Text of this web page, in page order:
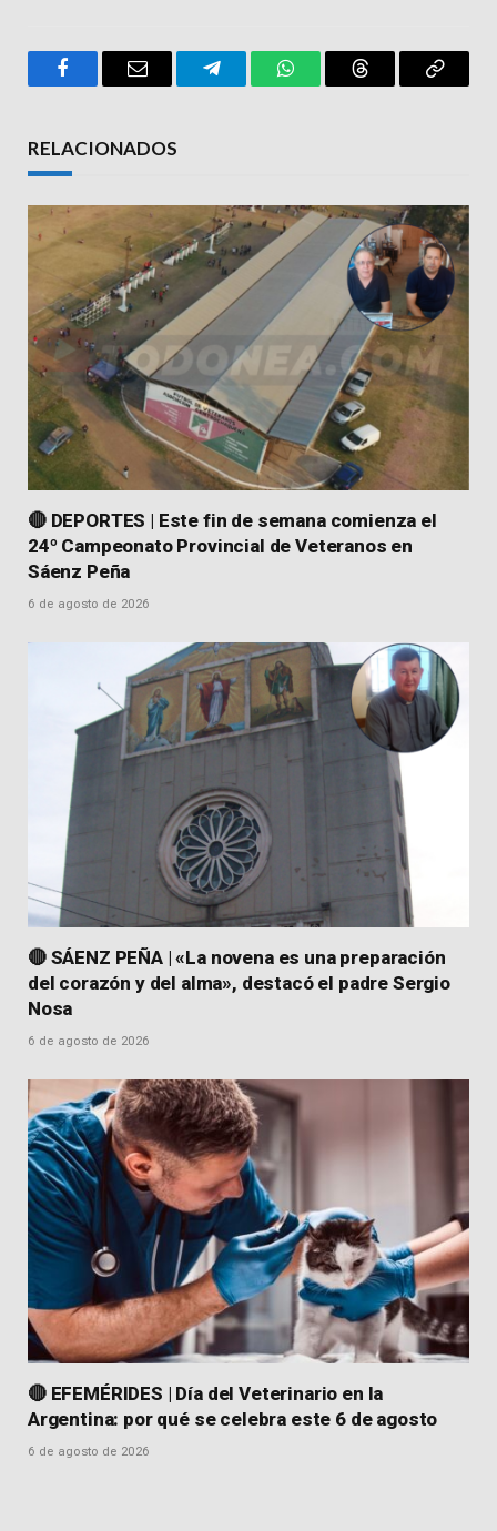
FacebookEmail TelegramWhatsAppThreads Copy
RELACIONADOS
🔴 DEPORTES | Este fin de semana comienza el
24º Campeonato Provincial de Veteranos en
Sáenz Peña
6 de agosto de 2026
🔴 SÁENZ PEÑA | «La novena es una preparación
del corazón y del alma», destacó el padre Sergio
Nosa
6 de agosto de 2026
🔴 EFEMÉRIDES | Día del Veterinario en la
Argentina: por qué se celebra este 6 de agosto
6 de agosto de 2026